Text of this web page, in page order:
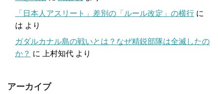
「日本人アスリート」差別の「ルール改定」の横行 に
は より
ガダルカナル島の戦いとは？なぜ精鋭部隊は全滅したの
か？ に 上村知代 より
アーカイブ